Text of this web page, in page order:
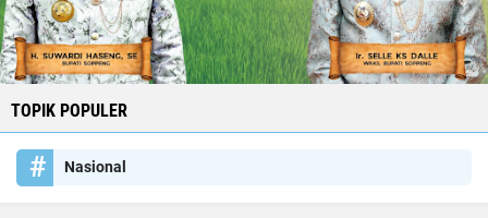
TOPIK POPULER
Nasional